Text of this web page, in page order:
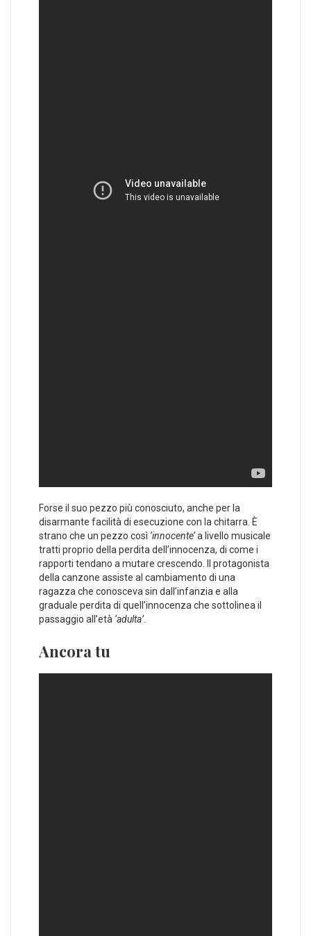
Forse il suo pezzo più conosciuto, anche per la
disarmante facilità di esecuzione con la chitarra. È
strano che un pezzo così ‘innocente’a livello musicale
tratti proprio della perdita dell’innocenza, di come i
rapporti tendano a mutare crescendo. Il protagonista
della canzone assiste al cambiamento di una
ragazza che conosceva sin dall’infanzia e alla
graduale perdita di quell’innocenza che sottolinea il
passaggio all’età ‘adulta’.
Ancora tu